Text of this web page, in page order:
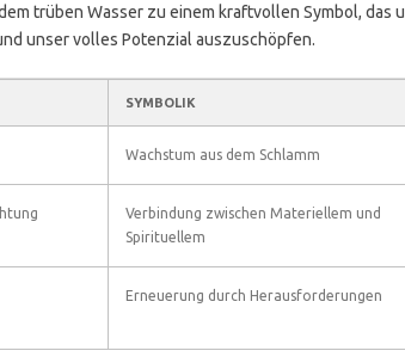
trüben Wasser zu einem kraftvollen Symbol, das
unser volles Potenzial auszuschöpfen.
SYMBOLIK
Wachstum aus dem Schlamm
Verbindung zwischen Materiellem und
Spirituellem
Erneuerung durch Herausforderungen